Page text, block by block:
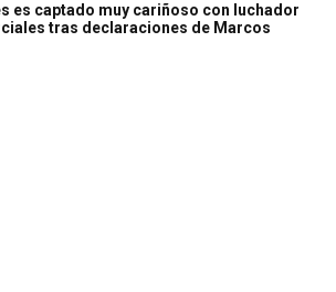
es captado muy cariñoso con luchador
tras declaraciones de Marcos